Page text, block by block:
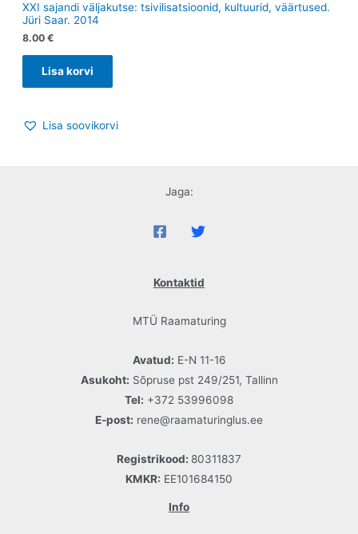
XXI sajandi väljakutse: tsivilisatsioonid, kultuurid, väärtused.
Jüri Saar. 2014
8.00 €
Lisa korvi
Lisa soovikorvi
Jaga:
Kontaktid
MTÜ Raamaturing
Avatud: E-N 11-16
Asukoht: Sõpruse pst 249/251, Tallinn
Tel: +372 53996098
E-post: rene@raamaturinglus.ee
Registrikood: 80311837
KMKR: EE101684150
Info